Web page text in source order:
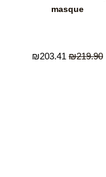
masque
₪219.90
₪203.41